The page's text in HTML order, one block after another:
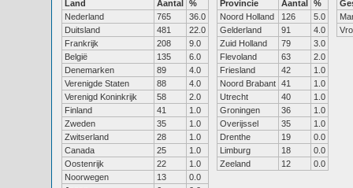
Land Aantal %
Nederland
765
36.0
Duitsland
481
22.0
Frankrijk
208
9.0
België
135
6.0
Denemarken
89
4.0
Verenigde Staten
88
4.0
Verenigd Koninkrijk
58
2.0
Finland
41
1.0
Zweden
35
1.0
Zwitserland
28
1.0
Canada
25
1.0
Oostenrijk
22
1.0
Noorwegen
13
0.0
Provincie Aantal %
Noord Holland
126
5.0
Gelderland
91
4.0
Zuid Holland
79
3.0
Flevoland
63
2.0
Friesland
42
1.0
Noord Brabant 41
1.0
Utrecht
40
1.0
Groningen
36
1.0
Overijssel
35
1.0
Drenthe
19
0.0
Limburg
18
0.0
Zeeland
12 0.0